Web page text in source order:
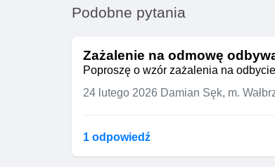
Podobne pytania
Zażalenie na odmowę
Poproszę o wzór zażalenia na
24 lutego 2026 Damian Sęk, m.
1 odpowiedź